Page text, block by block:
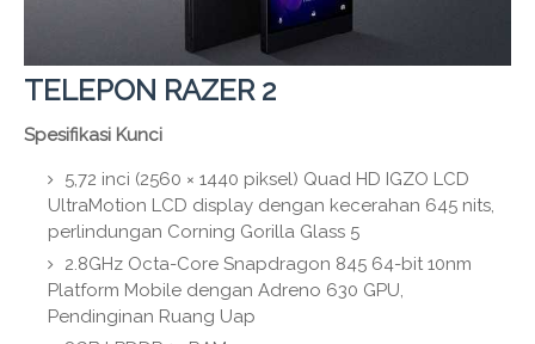
TELEPON RAZER 2
Spesifikasi Kunci
5,72 inci (2560 × 1440 piksel) Quad HD IGZO LCD
UltraMotion LCD display dengan kecerahan 645 nits,
perlindungan Corning Gorilla Glass 5
2.8GHz Octa-Core Snapdragon 845 64-bit 10nm
Platform Mobile dengan Adreno 630 GPU,
Pendinginan Ruang Uap